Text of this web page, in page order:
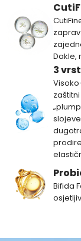
Dakle,
3
Bifida